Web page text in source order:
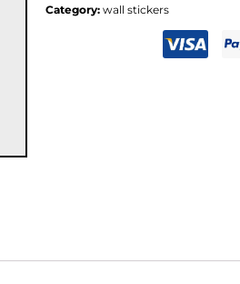
Category: wall stickers